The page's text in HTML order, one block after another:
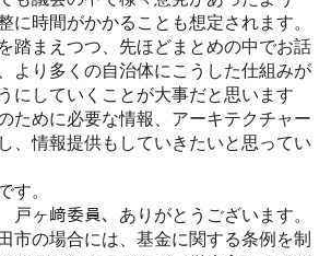
に時間がかかることも想定されます。
踏まえつつ、先ほどまとめの中でお話
より多くの自治体にこうした仕組みが
にしていくことが大事だと思います
ために必要な情報、アーキテクチャー
、情報提供もしていきたいと思ってい
す。
ヶ﨑委員、ありがとうございます。
市の場合には、基金に関する条例を制